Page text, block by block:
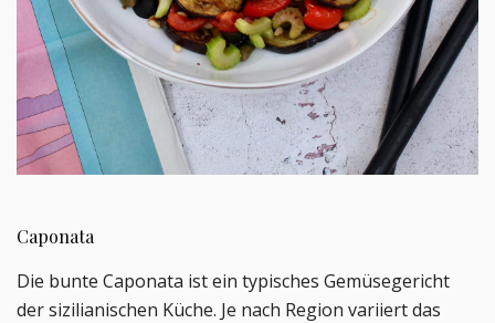
Caponata
Die bunte Caponata ist ein typisches Gemüsegericht
der sizilianischen Küche. Je nach Region variiert das